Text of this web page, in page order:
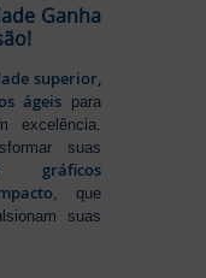
Ganha
superior,
ágeispara
excelência.
suas
gráficos
, que
suas